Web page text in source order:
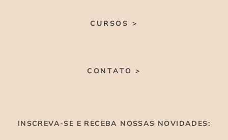
CURSOS >
CONTATO >
INSCREVA-SE E RECEBA NOSSAS NOVIDADES: